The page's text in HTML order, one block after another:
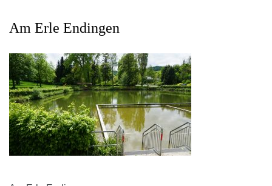
Am Erle Endingen